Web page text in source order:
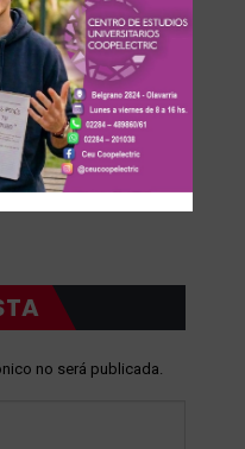
no será publicada.